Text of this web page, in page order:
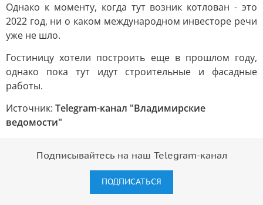
Однако к моменту, когда тут возник котлован - это
2022 год, ни о каком международном инвесторе речи
уже не шло.
Гостиницу хотели построить еще в прошлом году,
однако пока тут идут строительные и фасадные
работы.
Источник: Telegram-канал "Владимирские
ведомости"
Подписывайтесь на наш Telegram-канал
ПОДПИСАТЬСЯ